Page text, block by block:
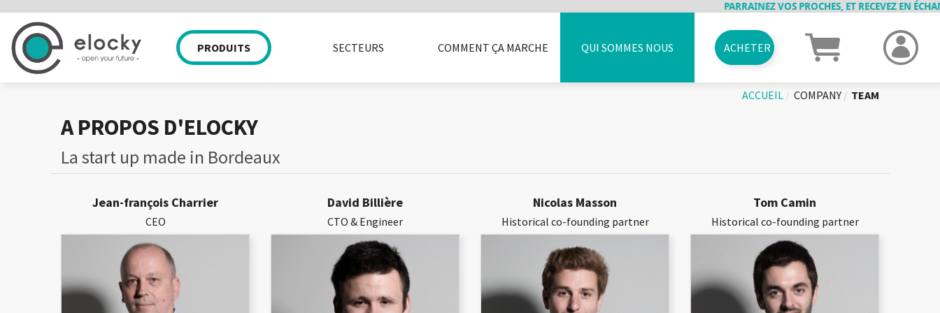
PARRAINEZ VOS PROCHES, ET RECEVEZ EN
PRODUITS
ANCIENS PRODUITS CARTES CADEAUX
SECTEURS
CAS D'USAGES
COMMENT ÇA MARCHE
PARRAINAGE ELOCKY MOVIE
QUI SOMMES NOUS
JOBS CONTACT
ACHETER
ACCUEIL COMPANY TEAM
A PROPOS D'ELOCKY
La start up made in Bordeaux
Jean-françois Charrier
CEO
David Billière
CTO & Engineer
Nicolas Masson
Historical co-founding partner
Tom Camin
Historical co-founding partner